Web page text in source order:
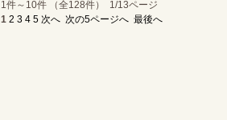
1件～10件 （全128件） 1/13ページ
1 2 3 4 5 次へ 次の5ページへ 最後へ